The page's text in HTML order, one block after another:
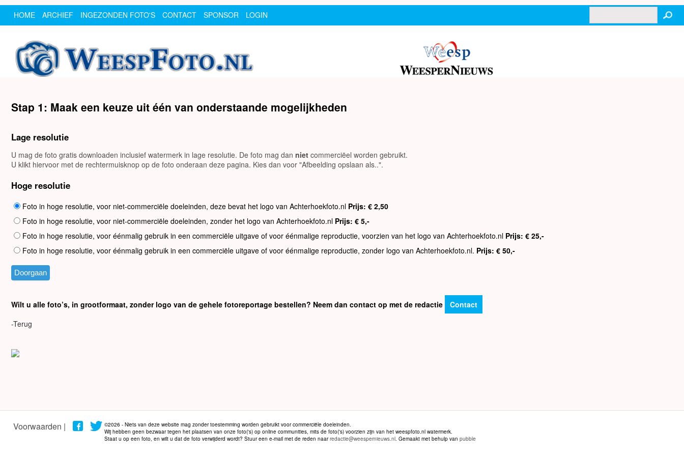
HOME ARCHIEF INGEZONDEN FOTO'S CONTACT SPONSOR LOGIN
Stap 1: Maak een keuze uit één van onderstaande mogelijkheden
Lage resolutie
U mag de foto gratis downloaden inclusief watermerk in lage resolutie. De foto mag dan niet commerciëel worden gebruikt.
U klikt hiervoor met de rechtermuisknop op de foto onderaan deze pagina. Kies dan voor "Afbeelding opslaan als..".
Hoge resolutie
Foto in hoge resolutie, voor niet-commerciële doeleinden, deze bevat het logo van Achterhoekfoto.nl Prijs: € 2,50
Foto in hoge resolutie, voor niet-commerciële doeleinden, zonder het logo van Achterhoekfoto.nl Prijs: € 5,-
Foto in hoge resolutie, voor éénmalig gebruik in een commerciële uitgave of voor éénmalige reproductie, voorzien van het logo van Achterhoekfoto.nl Prijs: € 25,-
Foto in hoge resolutie, voor éénmalig gebruik in een commerciële uitgave of voor éénmalige reproductie, zonder logo van Achterhoekfoto.nl. Prijs: € 50,-
Wilt u alle foto’s, in grootformaat, zonder logo van de gehele fotoreportage bestellen? Neem dan contact op met de redactie
Contact
-Terug
Voorwaarden |
©2026 - Niets van deze website mag zonder toestemming worden gebruikt voor commerciële doeleinden.
Wij hebben geen bezwaar tegen het plaatsen van onze foto('s) op online communities, mits de foto('s) voorzien zijn van het weespfoto.nl watermerk.
Staat u op een foto, en wilt u dat de foto verwijderd wordt? Stuur een e-mail met de reden naarredactie@weespernieuws.nl. Gemaakt met behulp vanpubble